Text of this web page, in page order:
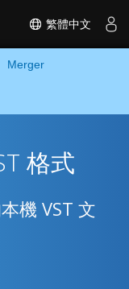
繁體中文
Merger
格式
機 VST 文